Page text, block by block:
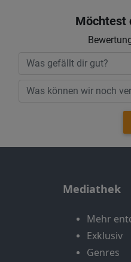
Möchtest
Mediathek
Mehr
Exklusiv
Genres